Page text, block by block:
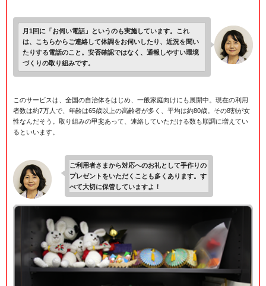
月1回に「お伺い電話」というのも実施しています。これ
は、こちらからご連絡して体調をお伺いしたり、近況を聞い
たりする電話のこと。安否確認ではなく、通報しやすい環境
づくりの取り組みです。
このサービスは、全国の自治体をはじめ、一般家庭向けにも展開中。現在の利用
者数は約7万人で、年齢は65歳以上の高齢者が多く、平均は約80歳。その8割が女
性なんだそう。取り組みの甲斐あって、連絡していただける数も順調に増えてい
るといいます。
ご利用者さまから対応へのお礼として手作りの
プレゼントをいただくことも多くあります。す
べて大切に保管していますよ！